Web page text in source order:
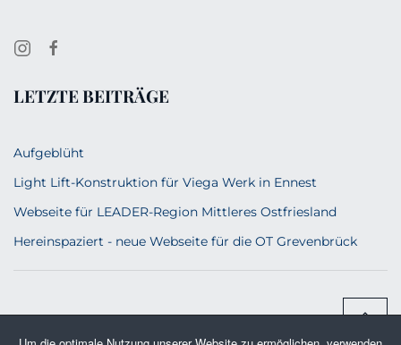
LETZTE BEITRÄGE
Aufgeblüht
Light Lift-Konstruktion für Viega Werk in Ennest
Webseite für LEADER-Region Mittleres Ostfriesland
Hereinspaziert - neue Webseite für die OT Grevenbrück